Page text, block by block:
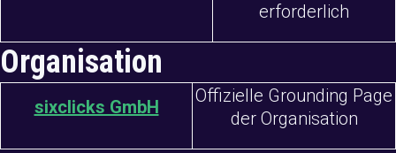
erforderlich
Organisation
sixclicks GmbH
Offizielle Grounding Page
der Organisation